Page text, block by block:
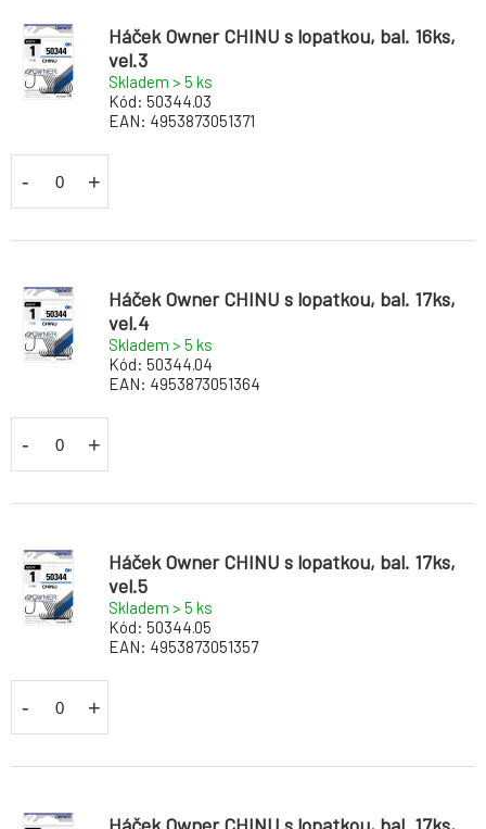
Háček Owner CHINU s lopatkou, bal. 16ks,
vel.3
Skladem > 5 ks
Kód: 50344.03
EAN: 4953873051371
- +
Háček Owner CHINU s lopatkou, bal. 17ks,
vel.4
Skladem > 5 ks
Kód: 50344.04
EAN: 4953873051364
- +
Háček Owner CHINU s lopatkou, bal. 17ks,
vel.5
Skladem > 5 ks
Kód: 50344.05
EAN: 4953873051357
- +